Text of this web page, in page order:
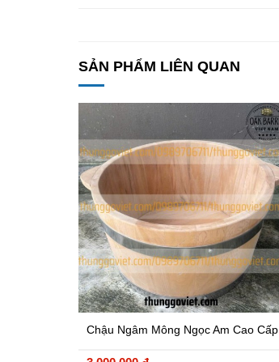
SẢN PHẨM LIÊN QUAN
Chậu Ngâm Mông Ngọc Am Cao Cấp